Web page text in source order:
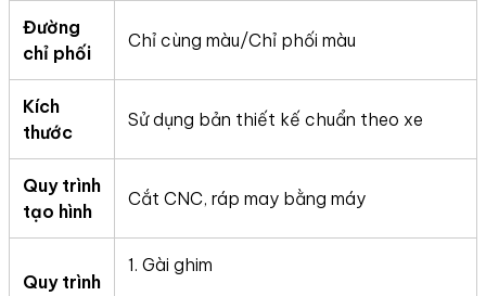
Đường
chỉ phối
Chỉ cùng màu/Chỉ phối màu
Kích
thước
Sử dụng bản thiết kế chuẩn theo xe
Quy trình
tạo hình
Cắt CNC, ráp may bằng máy
Quy trình
1. Gài ghim